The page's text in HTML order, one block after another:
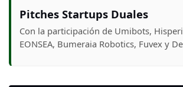
Pitches Startups Duales
Con la participación de Umibots,
EONSEA, Bumeraia Robotics, Fuvex y